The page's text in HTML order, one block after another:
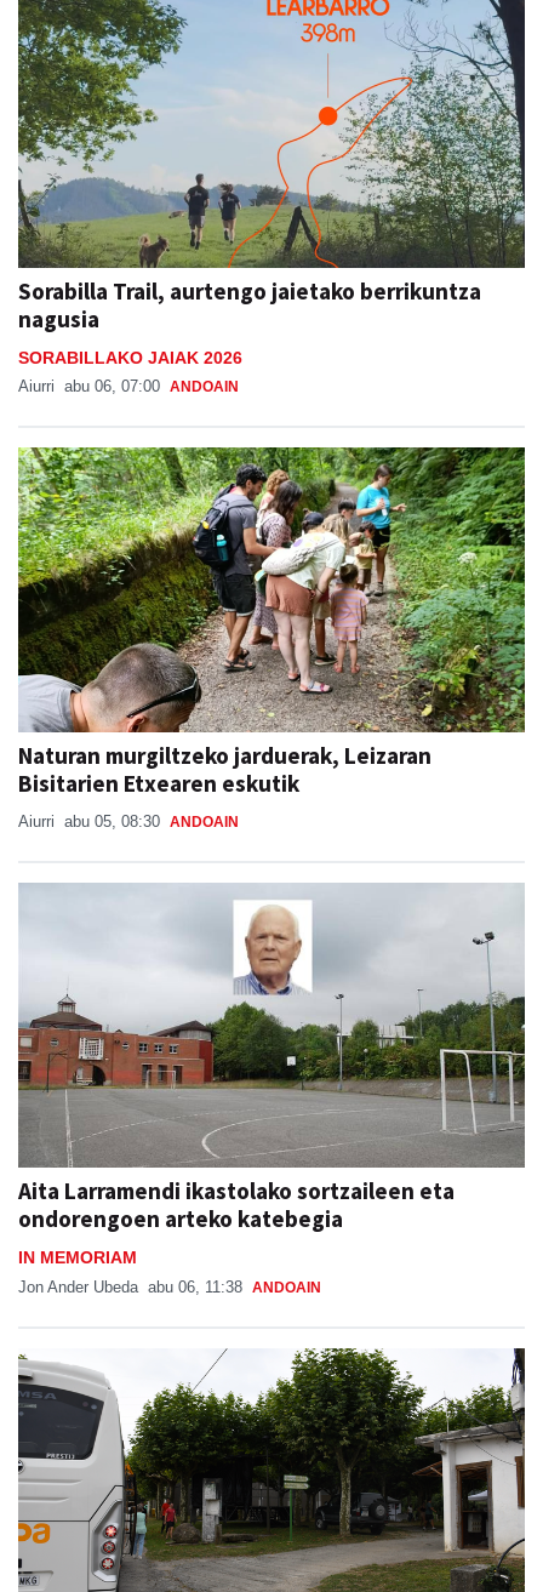
Sorabilla Trail, aurtengo jaietako berrikuntza
nagusia
SORABILLAKO JAIAK 2026
Aiurri abu 06, 07:00 ANDOAIN
Naturan murgiltzeko jarduerak, Leizaran
Bisitarien Etxearen eskutik
Aiurri abu 05, 08:30 ANDOAIN
Aita Larramendi ikastolako sortzaileen eta
ondorengoen arteko katebegia
IN MEMORIAM
Jon Ander Ubeda abu 06, 11:38 ANDOAIN